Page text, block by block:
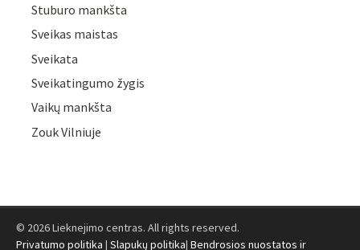
Stuburo mankšta
Sveikas maistas
Sveikata
Sveikatingumo žygis
Vaikų mankšta
Zouk Vilniuje
© 2026 Lieknejimo centras. All rights reserved.
Privatumo politika | Slapukų politika| Bendrosios nuostatos ir